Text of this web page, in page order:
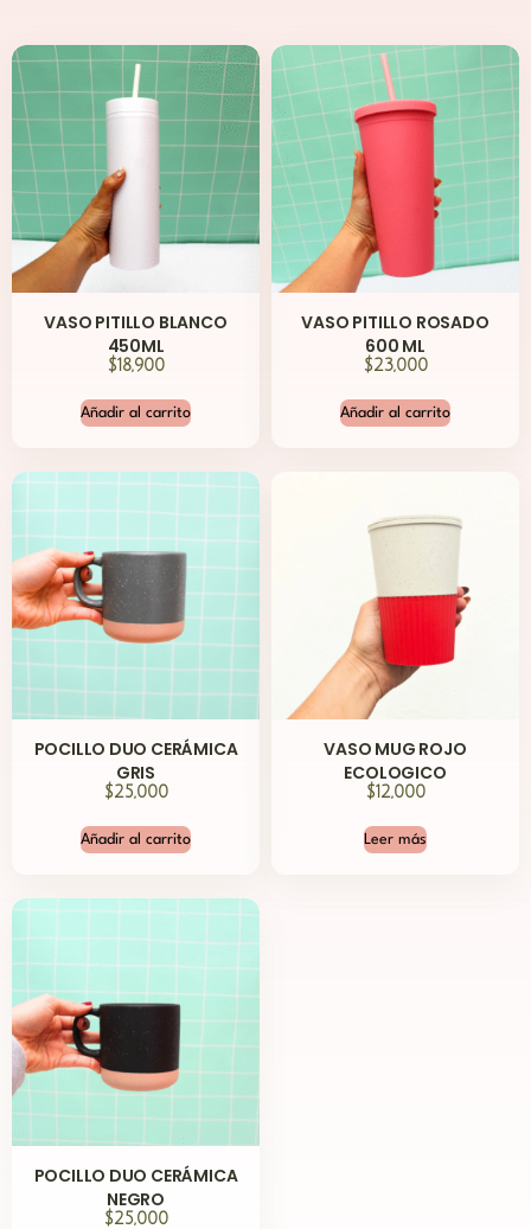
VASO PITILLO BLANCO
450ML
$18,900
Añadir al carrito
VASO PITILLO ROSADO
600 ML
$23,000
Añadir al carrito
POCILLO DUO CERÁMICA
GRIS
$25,000
Añadir al carrito
VASO MUG ROJO
ECOLOGICO
$12,000
Leer más
POCILLO DUO CERÁMICA
NEGRO
$25,000